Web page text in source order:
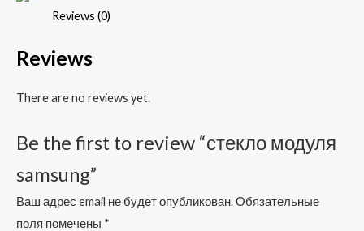
Reviews (0)
Reviews
There are no reviews yet.
Be the first to review “стекло модуля
samsung”
Ваш адрес email не будет опубликован.Обязательные
поля помечены *